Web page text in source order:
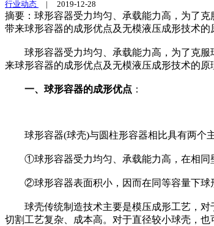
行业动态 | 2019-12-28
摘要：球形容器受力均匀、承载能力高，为了
带来球形容器的成形优点及无模液压成形技术的
球形容器受力均匀、承载能力高，为了克
来球形容器的成形优点及无模液压成形技术的原
一、球形容器的成形优点 ：
球形容器(球壳)与圆柱形容器相比具有两个主
①球形容器受力均匀、承载能力高，在相同壁
②球形容器表面积小，因而在同等容量下球形
球壳传统制造技术主要是模压成形工艺，对
切割工艺复杂、成本高。对于直径较小球壳，